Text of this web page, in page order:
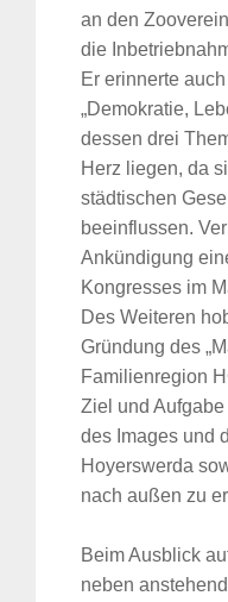
an den
die
Er erinnerte
„Demokratie,
dessen drei
Herz liegen, da
städtischen
beeinflussen.
Ankündigung
Kongresses im
Des Weiteren
Gründung des
Familienregion
Ziel und
des Images und
Hoyerswerda
nach außen zu
Beim Ausblick
neben